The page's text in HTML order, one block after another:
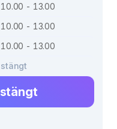
10.00 - 13.00
10.00 - 13.00
10.00 - 13.00
stängt
stängt